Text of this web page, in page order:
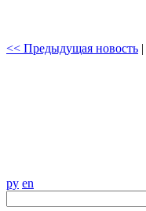
<< Предыдущая новость |
ру en